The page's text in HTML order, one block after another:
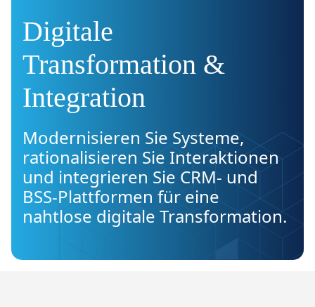
Digitale
Transformation &
Integration
Modernisieren Sie Systeme,
rationalisieren Sie Interaktionen
und integrieren Sie CRM- und
BSS-Plattformen für eine
nahtlose digitale Transformation.